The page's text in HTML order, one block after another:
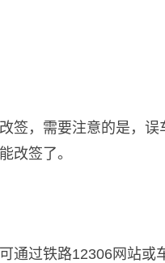
签，需要注意的是，误
改签了。
通过铁路12306网站或